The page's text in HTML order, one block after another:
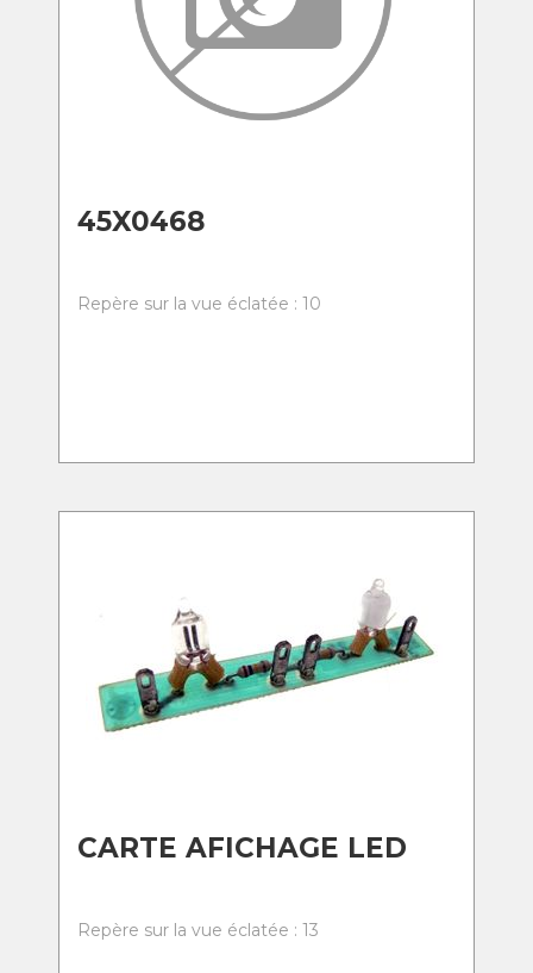
45X0468
Repère sur la vue éclatée : 10
CARTE AFICHAGE LED
Repère sur la vue éclatée : 13